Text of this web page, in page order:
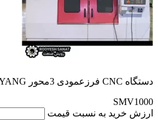
دستگاه CNC فرزعمودی 3محور YANG مدل SMV1000
SMV1000
ارزش خرید به نسبت قیمت